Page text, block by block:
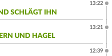
SCHLÄGT IHN
13:22
UND HAGEL
13:21
12:39